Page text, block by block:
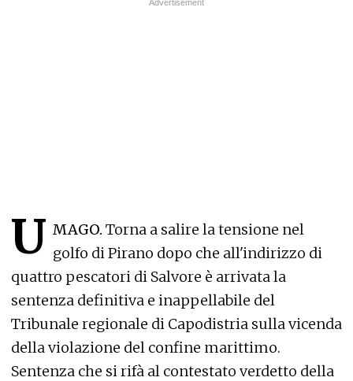
U MAGO. Torna a salire la tensione nel
golfo di Pirano dopo che all'indirizzo di
quattro pescatori di Salvore è arrivata la
sentenza definitiva e inappellabile del
Tribunale regionale di Capodistria sulla vicenda
della violazione del confine marittimo.
Sentenza che si rifà al contestato verdetto della